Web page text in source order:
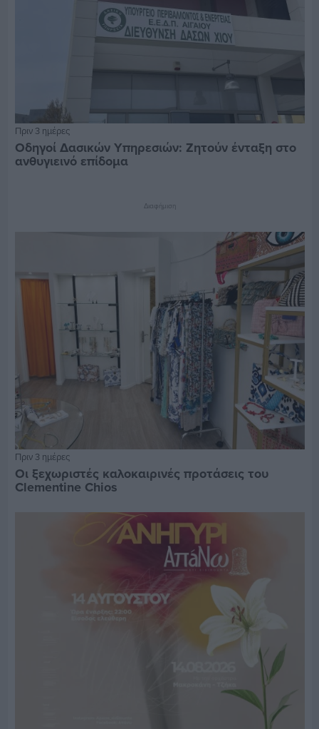
Πριν 3 ημέρες
Οδηγοί Δασικών Υπηρεσιών: Ζητούν ένταξη στο
ανθυγιεινό επίδομα
Διαφήμιση
Πριν 3 ημέρες
Οι ξεχωριστές καλοκαιρινές προτάσεις του
Clementine Chios